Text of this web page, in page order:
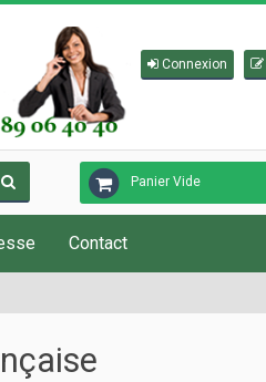
Connexion
Panier Vide
Contact